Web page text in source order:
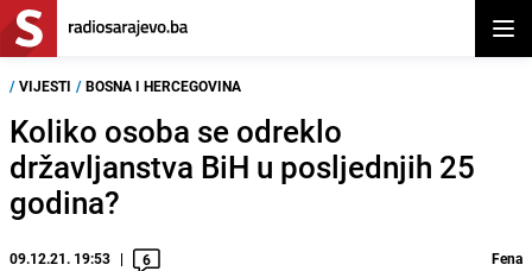
/ VIJESTI / BOSNA I HERCEGOVINA
Koliko osoba se odreklo
državljanstva BiH u posljednjih 25
godina?
09.12.21. 19:53 6 Fena